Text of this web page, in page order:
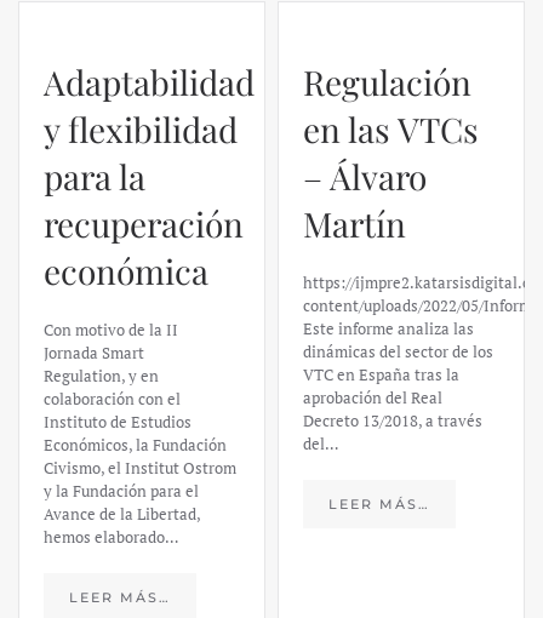
Adaptabilidad
y flexibilidad
para la
recuperación
económica
Con motivo de la II
Jornada Smart
Regulation, y en
colaboración con el
Instituto de Estudios
Económicos, la Fundación
Civismo, el Institut Ostrom
y la Fundación para el
Avance de la Libertad,
hemos elaborado…
LEER MÁS…
Regulación
en las VTCs
– Álvaro
Martín
https://
content/uploads/2022/05/
Este informe analiza las
dinámicas del sector de los
VTC en España tras la
aprobación del Real
Decreto 13/2018, a través
del…
LEER MÁS…